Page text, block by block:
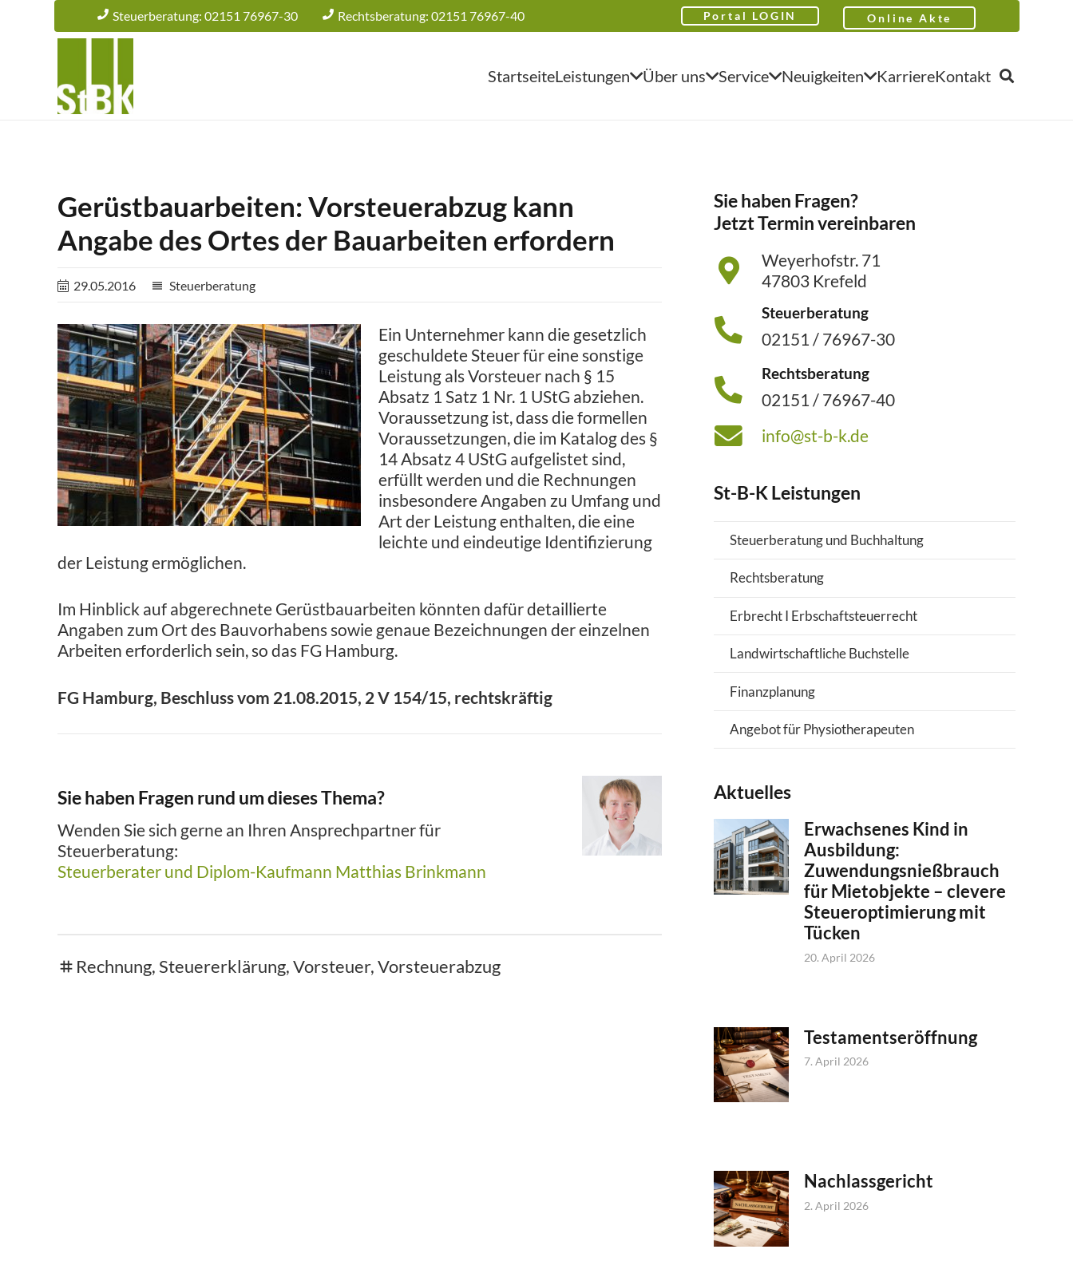
Steuerberatung: 02151 76967-30 Rechtsberatung: 02151 76967-40 Portal LOGIN Online Akte
StartseiteLeistungen Über uns Service Neuigkeiten KarriereKontakt
Gerüstbauarbeiten: Vorsteuerabzug kann
Angabe des Ortes der Bauarbeiten erfordern
29.05.2016 reorder Steuerberatung
Ein Unternehmer kann die gesetzlich
geschuldete Steuer für eine sonstige
Leistung als Vorsteuer nach § 15
Absatz 1 Satz 1 Nr. 1 UStG abziehen.
Voraussetzung ist, dass die formellen
Voraussetzungen, die im Katalog des §
14 Absatz 4 UStG aufgelistet sind,
erfüllt werden und die Rechnungen
insbesondere Angaben zu Umfang und
Art der Leistung enthalten, die eine
leichte und eindeutige Identifizierung
der Leistung ermöglichen.
Im Hinblick auf abgerechnete Gerüstbauarbeiten könnten dafür detaillierte
Angaben zum Ort des Bauvorhabens sowie genaue Bezeichnungen der einzelnen
Arbeiten erforderlich sein, so das FG Hamburg.
FG Hamburg, Beschluss vom 21.08.2015, 2 V 154/15, rechtskräftig
Sie haben Fragen rund um dieses Thema?
Wenden Sie sich gerne an Ihren Ansprechpartner für
Steuerberatung:
Steuerberater und Diplom-Kaufmann Matthias Brinkmann
tagsRechnung,Steuererklärung,Vorsteuer,Vorsteuerabzug
Sie haben Fragen?
Jetzt Termin vereinbaren
Weyerhofstr. 71
47803 Krefeld
Steuerberatung
02151 / 76967-30
Rechtsberatung
02151 / 76967-40
info@st-b-k.de
St-B-K Leistungen
Steuerberatung und Buchhaltung
Rechtsberatung
Erbrecht I Erbschaftsteuerrecht
Landwirtschaftliche Buchstelle
Finanzplanung
Angebot für Physiotherapeuten
Aktuelles
Erwachsenes Kind in
Ausbildung:
Zuwendungsnießbrauch
für Mietobjekte – clevere
Steueroptimierung mit
Tücken
20. April 2026
Testamentseröffnung
7. April 2026
Nachlassgericht
2. April 2026